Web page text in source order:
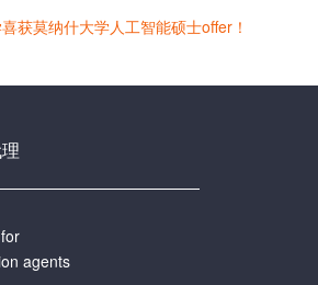
获莫纳什大学人工智能硕士offer！
agents